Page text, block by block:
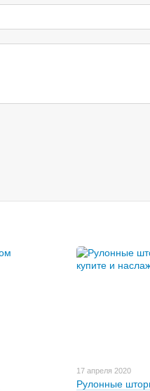
17 апреля 2020
Рулонные